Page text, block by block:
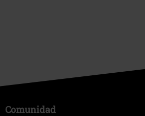
Comunidad